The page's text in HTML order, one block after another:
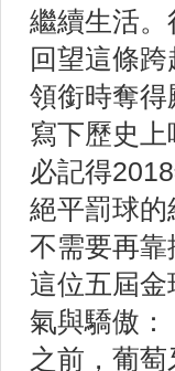
繼續生活
回望這條
領銜時奪
寫下歷史
必記得
絕平罰球
不需要再
這位五屆
氣與驕傲
之前，葡